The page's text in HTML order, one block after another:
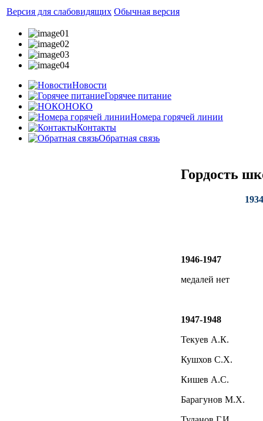
Версия для слабовидящих Обычная версия
Новости
Горячее питание
НОКО
Номера горячей линии
Контакты
Обратная связь
Гордость
1946-1947
медалей нет
1947-1948
Текуев А.К.
Кушхов С.Х.
Кишев А.С.
Барагунов М.Х.